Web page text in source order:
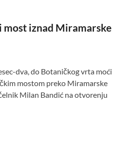
most iznad Miramarske
dva, do Botaničkog vrta moći
mostom preko Miramarske
Milan Bandić na otvorenju